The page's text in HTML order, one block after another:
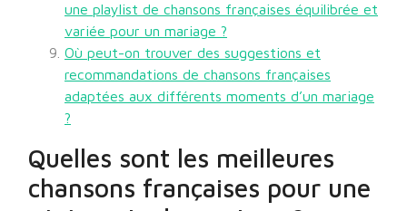
une playlist de chansons françaises équilibrée et
variée pour un mariage ?
Où peut-on trouver des suggestions et
recommandations de chansons françaises
adaptées aux différents moments d’un mariage
?
Quelles sont les meilleures
chansons françaises pour une